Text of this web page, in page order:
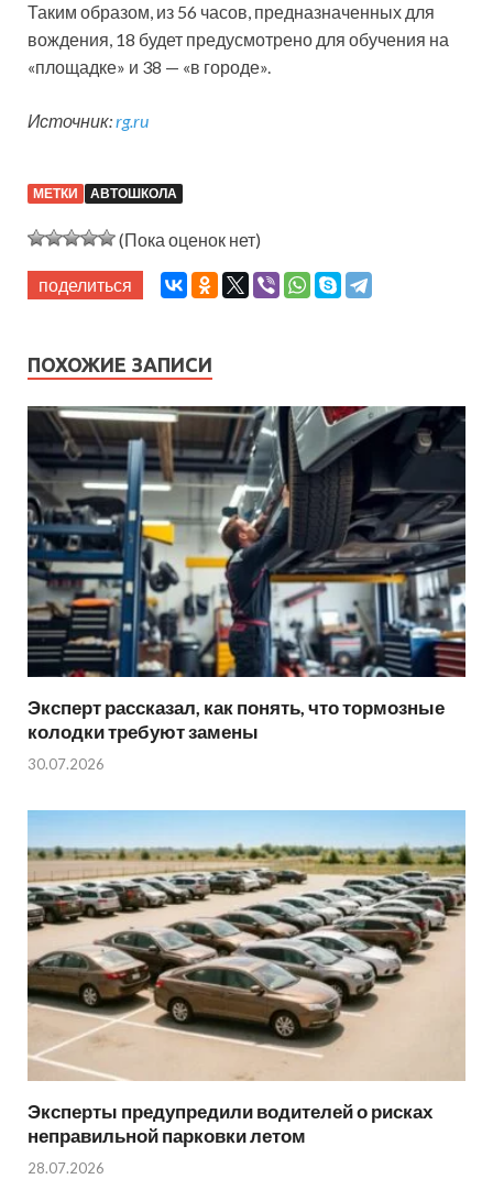
Таким образом, из 56 часов, предназначенных для
вождения, 18 будет предусмотрено для обучения на
«площадке» и 38 — «в городе».
Источник:rg.ru
МЕТКИ АВТОШКОЛА
(Пока оценок нет)
поделиться
ПОХОЖИЕ ЗАПИСИ
Эксперт рассказал, как понять, что тормозные
колодки требуют замены
30.07.2026
Эксперты предупредили водителей о рисках
неправильной парковки летом
28.07.2026